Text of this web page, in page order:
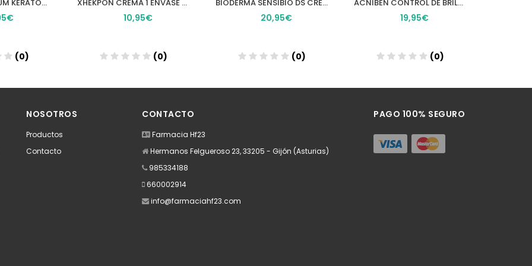
BIODERMA SEBIUM KERATO+ 30 ML
(0)
XHEKPON CREMA 1 ENVASE 40 ML
10,95€
(0)
BIODERMA SENSIBIO DS CREMA 40 ML
20,95€
(0)
ACNIBEN CONTROL DE BRILLOS Y GRANOS GEL CREMA ISDIN TEEN SKIN 1 ENVASE 40 ml
19,95€
(0)
NOSOTROS
Productos
Contacto
CONTACTO
Farmacia Hf23
Hermanos Felgueroso 23, 33205 - Gijón (Asturias)
985334188
660002914
info@farmaciahf23.com
PAGO 100% SEGURO